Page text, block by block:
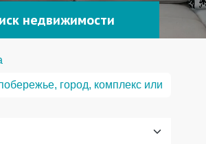
недвижимости